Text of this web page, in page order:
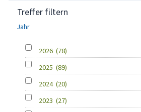
Treffer filtern
Jahr
2026 (78)
2025 (89)
2024 (20)
2023 (27)